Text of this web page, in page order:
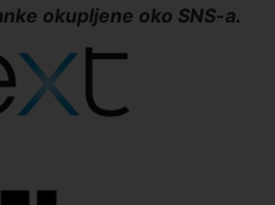
okupljene oko SNS-a.